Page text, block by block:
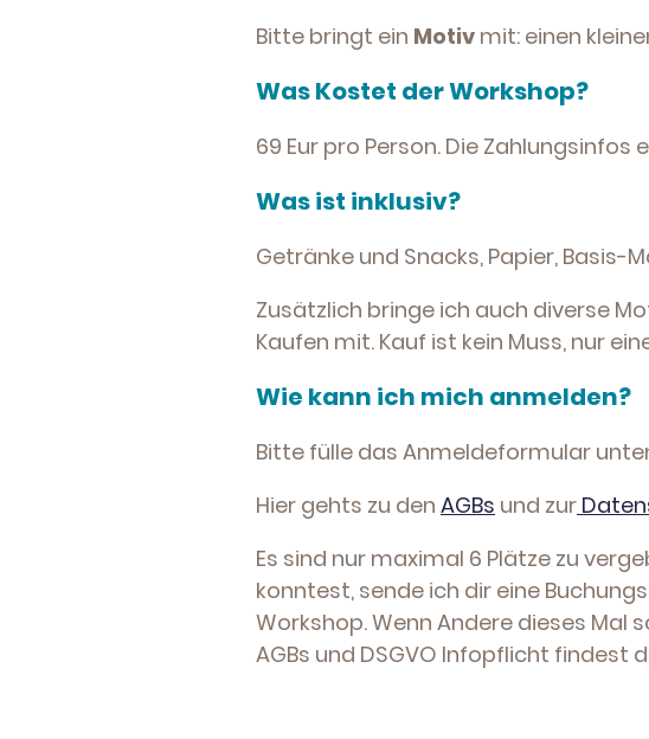
Bitte bringt ein Motiv mit: einen
Was Kostet der Workshop?
69 Eur pro Person. Die
Was ist inklusiv?
Getränke und Snacks, Papier, Basis-
Zusätzlich bringe ich auch diverse
Kaufen mit. Kauf ist kein Muss, nur
Wie kann ich mich anmelden?
Bitte fülle das Anmeldeformular
Hier gehts zu den AGBs und zur
Es sind nur maximal 6 Plätze zu
konntest, sende ich dir eine
Workshop. Wenn Andere dieses Mal
AGBs und DSGVO Infopflicht findest